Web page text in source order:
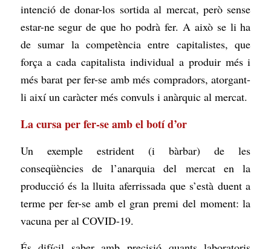
intenció de donar-los sortida al mercat, però sense
estar-ne segur de que ho podrà fer. A això se li ha
de sumar la competència entre capitalistes, que
força a cada capitalista individual a produir més i
més barat per fer-se amb més compradors, atorgant-
li així un caràcter més convuls i anàrquic al mercat.
La cursa per fer-se amb el botí d’or
Un exemple estrident (i bàrbar) de les
conseqüències de l’anarquia del mercat en la
producció és la lluita aferrissada que s’està duent a
terme per fer-se amb el gran premi del moment: la
vacuna per al COVID-19.